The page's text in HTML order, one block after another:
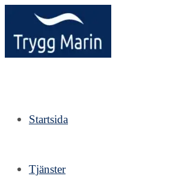
Hoppa
till
innehållet
Startsida
Tjänster